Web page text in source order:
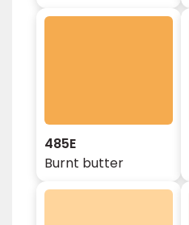
485E
Burnt butter